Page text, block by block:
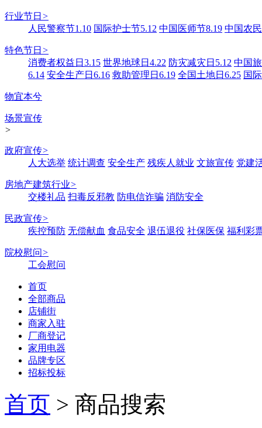
行业节日 >
人民警察节1.10 国际护士节5.12 中国医师节8.19 中国农
特色节日 >
消费者权益日3.15 世界地球日4.22 防灾减灾日5.12 中国
6.14 安全生产日6.16 救助管理日6.19 全国土地日6.25 国
物宜本兮
场景宣传
>
政府宣传>
人大选举 统计调查 安全生产 残疾人就业 文旅宣传 党建
房地产建筑行业>
交楼礼品 扫毒反邪教 防电信诈骗 消防安全
民政宣传>
疾控预防 无偿献血 食品安全 退伍退役 社保医保 福利彩
院校慰问>
工会慰问
首页
全部商品
店铺街
商家入驻
厂商登记
家用电器
品牌专区
招标投标
首页 > 商品搜索